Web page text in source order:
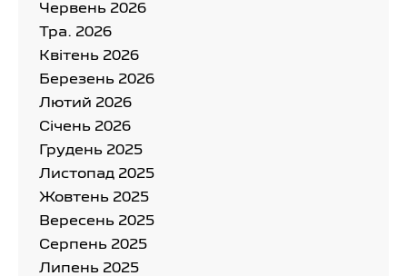
Червень 2026
Тра. 2026
Квітень 2026
Березень 2026
Лютий 2026
Cічень 2026
Грудень 2025
Листопад 2025
Жовтень 2025
Вересень 2025
Серпень 2025
Липень 2025